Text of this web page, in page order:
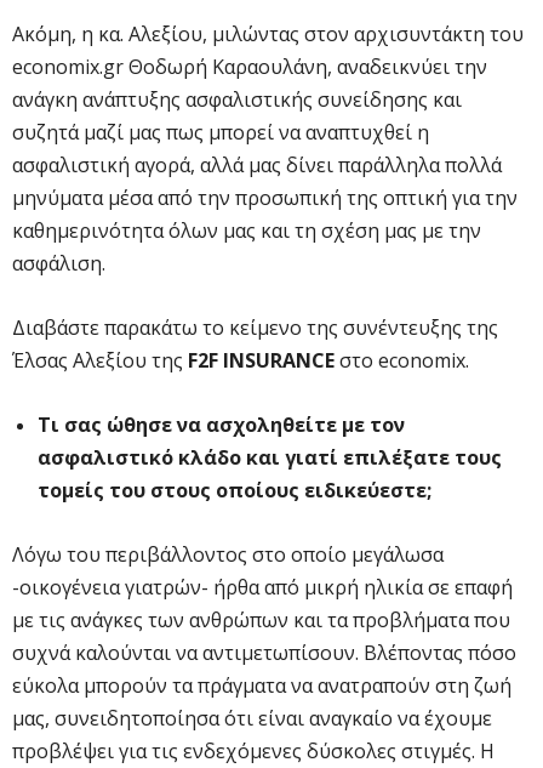
Ακόμη, η κα. Αλεξίου, μιλώντας στον αρχισυντάκτη του
economix.gr Θοδωρή Καραουλάνη, αναδεικνύει την
ανάγκη ανάπτυξης ασφαλιστικής συνείδησης και
συζητά μαζί μας πως μπορεί να αναπτυχθεί η
ασφαλιστική αγορά, αλλά μας δίνει παράλληλα πολλά
μηνύματα μέσα από την προσωπική της οπτική για την
καθημερινότητα όλων μας και τη σχέση μας με την
ασφάλιση.
Διαβάστε παρακάτω το κείμενο της συνέντευξης της
Έλσας Αλεξίου της F2F INSURANCEστο economix.
Τι σας ώθησε να ασχοληθείτε με τον
ασφαλιστικό κλάδο και γιατί επιλέξατε τους
τομείς του στους οποίους ειδικεύεστε;
Λόγω του περιβάλλοντος στο οποίο μεγάλωσα
-οικογένεια γιατρών- ήρθα από μικρή ηλικία σε επαφή
με τις ανάγκες των ανθρώπων και τα προβλήματα που
συχνά καλούνται να αντιμετωπίσουν. Βλέποντας πόσο
εύκολα μπορούν τα πράγματα να ανατραπούν στη ζωή
μας, συνειδητοποίησα ότι είναι αναγκαίο να έχουμε
προβλέψει για τις ενδεχόμενες δύσκολες στιγμές. Η